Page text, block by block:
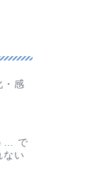
・感
… で
ない